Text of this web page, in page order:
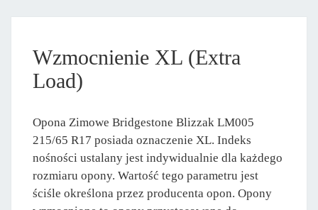
Wzmocnienie XL (Extra
Load)
Opona Zimowe Bridgestone Blizzak LM005
215/65 R17 posiada oznaczenie XL. Indeks
nośności ustalany jest indywidualnie dla każdego
rozmiaru opony. Wartość tego parametru jest
ściśle określona przez producenta opon. Opony